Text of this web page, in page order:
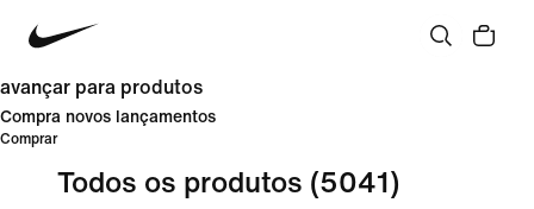
avançar para produtos
Compra novos lançamentos
Comprar
Todos os produtos (5041)